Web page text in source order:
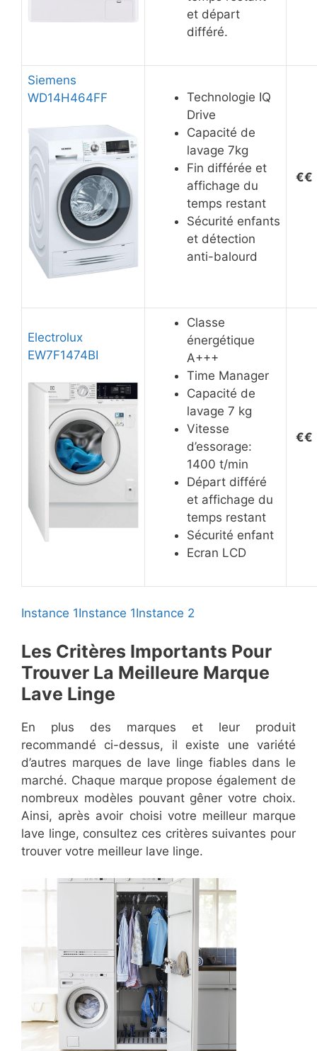
et départ
différé.
Siemens
WD14H464FF
Technologie IQ
Drive
Capacité de
lavage 7kg
Fin différée et
affichage du
temps restant
Sécurité enfants
et détection
anti-balourd
€€
Electrolux
EW7F1474BI
Classe
énergétique
A+++
Time Manager
Capacité de
lavage 7 kg
Vitesse
d’essorage:
1400 t/min
Départ différé
et affichage du
temps restant
Sécurité enfant
Ecran LCD
€€
Instance 1Instance 1Instance 2
Les Critères Importants Pour
Trouver La Meilleure Marque
Lave Linge
En plus des marques et leur produit
recommandé ci-dessus, il existe une variété
d’autres marques de lave linge fiables dans le
marché. Chaque marque propose également de
nombreux modèles pouvant gêner votre choix.
Ainsi, après avoir choisi votre meilleur marque
lave linge, consultez ces critères suivantes pour
trouver votre meilleur lave linge.